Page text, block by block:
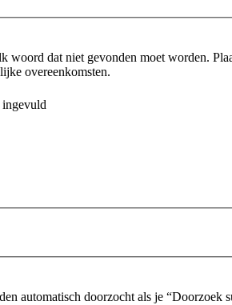
woord dat niet gevonden moet worden.
overeenkomsten.
ingevuld
automatisch doorzocht als je “Doorzoek